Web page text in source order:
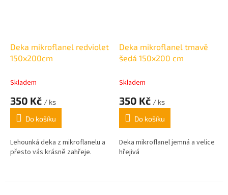
Deka mikroflanel redviolet
150x200cm
Skladem
350 Kč / ks
Do košíku
Lehounká deka z mikroflanelu a
přesto vás krásně zahřeje.
Deka mikroflanel tmavě
šedá 150x200 cm
Skladem
350 Kč / ks
Do košíku
Deka mikroflanel jemná a velice
hřejivá